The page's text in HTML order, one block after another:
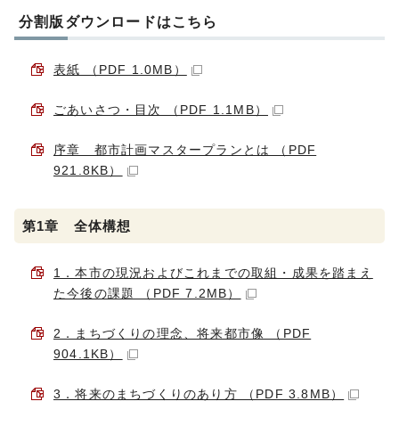
分割版ダウンロードはこちら
表紙 （PDF 1.0MB）
ごあいさつ・目次 （PDF 1.1MB）
序章 都市計画マスタープランとは （PDF
921.8KB）
第1章 全体構想
1．本市の現況およびこれまでの取組・成果を踏まえ
た今後の課題 （PDF 7.2MB）
2．まちづくりの理念、将来都市像 （PDF
904.1KB）
3．将来のまちづくりのあり方 （PDF 3.8MB）